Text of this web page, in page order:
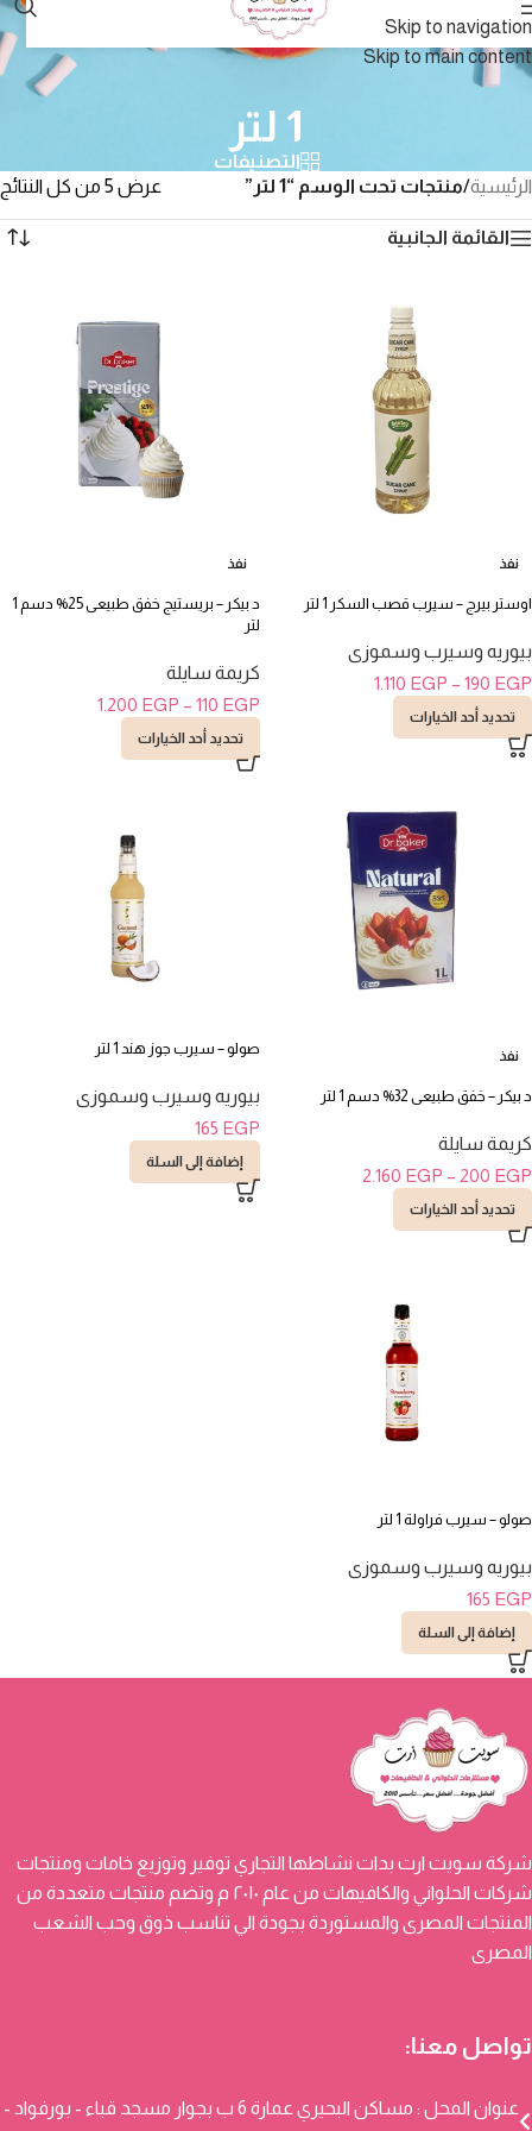
Skip to navigation
Skip to main content
1 لتر
التصنيفات
الرئيسية/منتجات تحت الوسم “1 لتر” عرض ⁦5⁩ من كل النتائج
القائمة الجانبية
نفذ
اوستر بيرج – سيرب قصب السكر 1 لتر
بيوريه وسيرب وسموزى
190 EGP
–
1.110 EGP
تحديد أحد الخيارات
نفذ
د بيكر – بريستيج خفق طبيعى 25% دسم 1
لتر
كريمة سايلة
110 EGP
–
1.200 EGP
تحديد أحد الخيارات
نفذ
د بيكر – خفق طبيعى 32% دسم 1 لتر
كريمة سايلة
200 EGP
–
2.160 EGP
تحديد أحد الخيارات
صولو – سيرب جوز هند 1 لتر
بيوريه وسيرب وسموزى
165 EGP
إضافة إلى السلة
صولو – سيرب فراولة 1 لتر
بيوريه وسيرب وسموزى
165 EGP
إضافة إلى السلة
شركة سويت ارت بدات نشاطها التجاري توفير وتوزيع خامات ومنتجات
شركات الحلواني والكافيهات من عام ٢٠١٠ م وتضم منتجات متعددة من
المنتجات المصرى والمستوردة بجودة الي تناسب ذوق وحب الشعب
المصرى
تواصل معنا:
عنوان المحل : مساكن البحيري عمارة 6 ب بجوار مسجد قباء - بورفواد -